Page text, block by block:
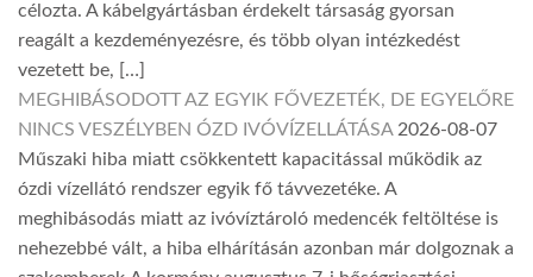
célozta. A kábelgyártásban érdekelt társaság gyorsan
reagált a kezdeményezésre, és több olyan intézkedést
vezetett be, […]
MEGHIBÁSODOTT AZ EGYIK FŐVEZETÉK, DE EGYELŐRE
NINCS VESZÉLYBEN ÓZD IVÓVÍZELLÁTÁSA 2026-08-07
Műszaki hiba miatt csökkentett kapacitással működik az
ózdi vízellátó rendszer egyik fő távvezetéke. A
meghibásodás miatt az ivóvíztároló medencék feltöltése is
nehezebbé vált, a hiba elhárításán azonban már dolgoznak a